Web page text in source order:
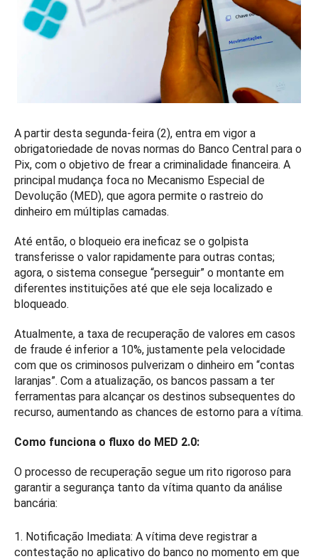
A partir desta segunda-feira (2), entra em vigor a
obrigatoriedade de novas normas do Banco Central para o
Pix, com o objetivo de frear a criminalidade financeira. A
principal mudança foca no Mecanismo Especial de
Devolução (MED), que agora permite o rastreio do
dinheiro em múltiplas camadas.
Até então, o bloqueio era ineficaz se o golpista
transferisse o valor rapidamente para outras contas;
agora, o sistema consegue “perseguir” o montante em
diferentes instituições até que ele seja localizado e
bloqueado.
Atualmente, a taxa de recuperação de valores em casos
de fraude é inferior a 10%, justamente pela velocidade
com que os criminosos pulverizam o dinheiro em “contas
laranjas”. Com a atualização, os bancos passam a ter
ferramentas para alcançar os destinos subsequentes do
recurso, aumentando as chances de estorno para a vítima.
Como funciona o fluxo do MED 2.0:
O processo de recuperação segue um rito rigoroso para
garantir a segurança tanto da vítima quanto da análise
bancária:
1. Notificação Imediata: A vítima deve registrar a
contestação no aplicativo do banco no momento em que